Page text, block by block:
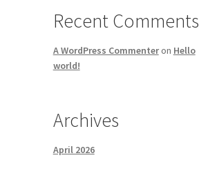
Recent Comments
A WordPress Commenteron Hello
world!
Archives
April 2026